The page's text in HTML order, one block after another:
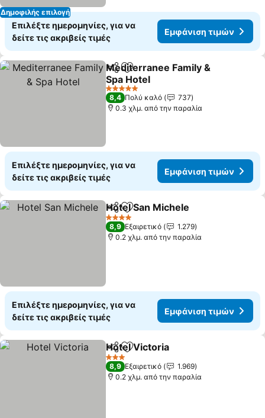
Δημοφιλής επιλογή
Επιλέξτε ημερομηνίες, για να
δείτε τις ακριβείς τιμές
Εμφάνιση τιμών
Κοινοποίηση
Προσθήκη στα αγαπημένα
Mediterranee Family &
Spa Hotel
Εμφάνιση τιμών
5 Αστέρια
8,4 Πολύ καλό
737
0.3 χλμ. από την παραλία
Επιλέξτε ημερομηνίες, για να
δείτε τις ακριβείς τιμές
Εμφάνιση τιμών
Κοινοποίηση
Προσθήκη στα αγαπημένα
Hotel San Michele
4 Αστέρια
8,9 Εξαιρετικό
1.279
0.2 χλμ. από την παραλία
Επιλέξτε ημερομηνίες, για να
δείτε τις ακριβείς τιμές
Εμφάνιση τιμών
Κοινοποίηση
Προσθήκη στα αγαπημένα
Hotel Victoria
3 Αστέρια
8,9 Εξαιρετικό
1.969
0.2 χλμ. από την παραλία